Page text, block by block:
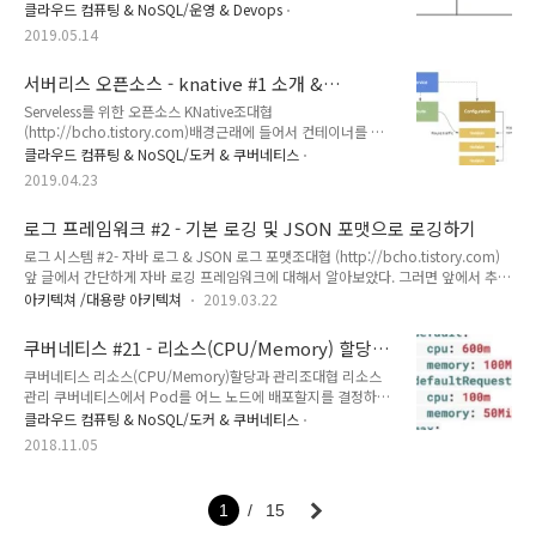
만들어놓은 후에, 밸류 값을 채워 넣어서 쿠버네티스 리소스를
정의한 YAML 파일을 생성한다. 예제를 살펴보자. 먼저 t..
SLO/SLI의 개념에 대해서 설명하였는데, 그러면 실제 서비스에
서는 어떻게 SLO/SLI를 정의하는지에 대해서 알아본다.SLI는
사용자 스토리당 3~5개 정도가 적당하다. 사용자 스토리는 로그
된다. 아래 그림과 같은 간단한 게임 서비스가 있다고 가정하자.
이 서비스는 웹사이트를 가지고 있고, 그리고 앱을 통해서 접근
이 가능한데, 내부적으로 API 서비스를 통해서 서비스가 된다.
내부 서비스에는 사용자 랭킹(Rank ), 사용자 프로파일 (User
profiles) 등의 서비스가 있다. 이 서비스에서 "사용자..
클라우드 컴퓨팅 & NoSQL/운영 & Devops
2019.05.14
서버리스 오픈소스 - knative #1 소개 &
Serving
Serveless를 위한 오픈소스 KNative조대협
(http://bcho.tistory.com)배경근래에 들어서 컨테이너를 사
용한 워크로드 관리는 쿠버네티스 de-facto 표준이 되어가고 있
는데, 쿠버네티스 자체가 안정되어가고 있지만, 이를 현업에 적
용하기 위해서는 아직까지 여러가지 챌린지가 있다.컨테이너 기
브옵스 모델로 인프라와 이를 자동화하는 플랫폼을 인프라엔지
니어가 개발하여 개발팀에 제공하고, 개발팀은 개발과 배포/운
영을 스스로 하는 모델이다.그런데 예를 들어 간단한 무상태
(stateless) 웹서비스를 하나 구축한다 하더라도
Deployment,Ingress,Service 등의 쿠버네티스 리소스를 정의
해서 배포해야 하고, 여기에 오토..
클라우드 컴퓨팅 & NoSQL/도커 & 쿠버네티스
2019.04.23
로그 프레임워크 #2 - 기본 로깅 및 JSON 포맷으로 로깅하기
로그 시스템 #2- 자바 로그 & JSON 로그 포맷조대협 (http://bcho.tistory.com)
앞 글에서 간단하게 자바 로깅 프레임워크에 대해서 알아보았다. 그러면 앞에서 추천
한 slf4j와 log4j2로 실제 로깅을 구현해보자SLF4J + log4j2메이븐 프로젝트를 열
한다. artifactid가 log4j-slf4j-impl 이지만, log4j가 아니라 log4j2가 사용된다.
org.apache.logging.log4jlog4j-slf4j-impl2.11.2 다음 log4j2의 설정 정보 파일
인 log4j2.properties 파일을 src/main/resources 디렉토리 아래에 다음과 같이
생성..
아키텍쳐 /대용량 아키텍쳐 2019.03.22
쿠버네티스 #21 - 리소스(CPU/Memory) 할당과
관리
쿠버네티스 리소스(CPU/Memory)할당과 관리조대협 리소스
관리 쿠버네티스에서 Pod를 어느 노드에 배포할지를 결정하는
것을 스케쥴링이라고 한다.Pod에 대한 스케쥴링시에, Pod내
의 애플리케이션이 동작할 수 있는 충분한 자원 (CPU,메모리
등)이 확보되어야 한다. 쿠버네티스 입장에서는 애플리케이션에
Pod를 배포할 수 있다. 쿠버네티스에서는 이런 컨셉을 지원하
기 위해서 컨테이너에 필요한 리소스의 양을 명시할 수 있도록
클라우드 컴퓨팅 & NoSQL/도커 & 쿠버네티스
2018.11.05
1 15